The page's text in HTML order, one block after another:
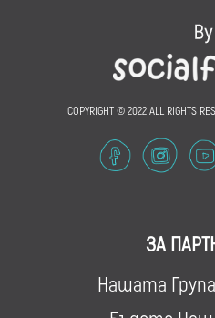
COPYRIGHT © 2022 ALL RIGHTS
ЗА
Нашата